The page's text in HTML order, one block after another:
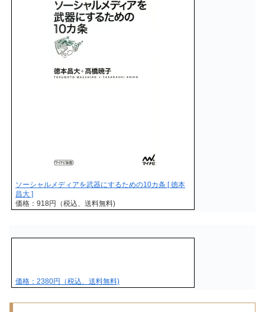
ソーシャルメディアを武器にするための10カ条 [ 徳本
昌大 ]
価格：918円（税込、送料無料)
価格：2380円（税込、送料無料)